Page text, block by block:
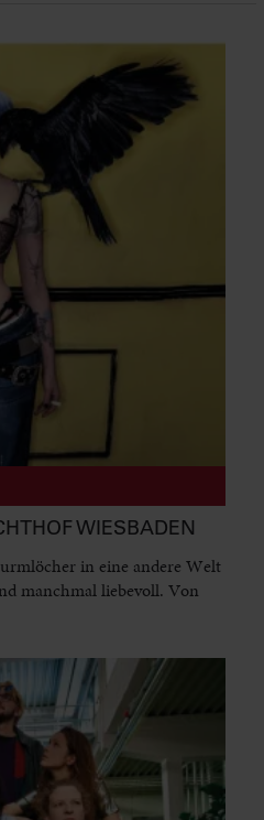
WIESBADEN
in eine andere Welt
manchmal liebevoll. Von